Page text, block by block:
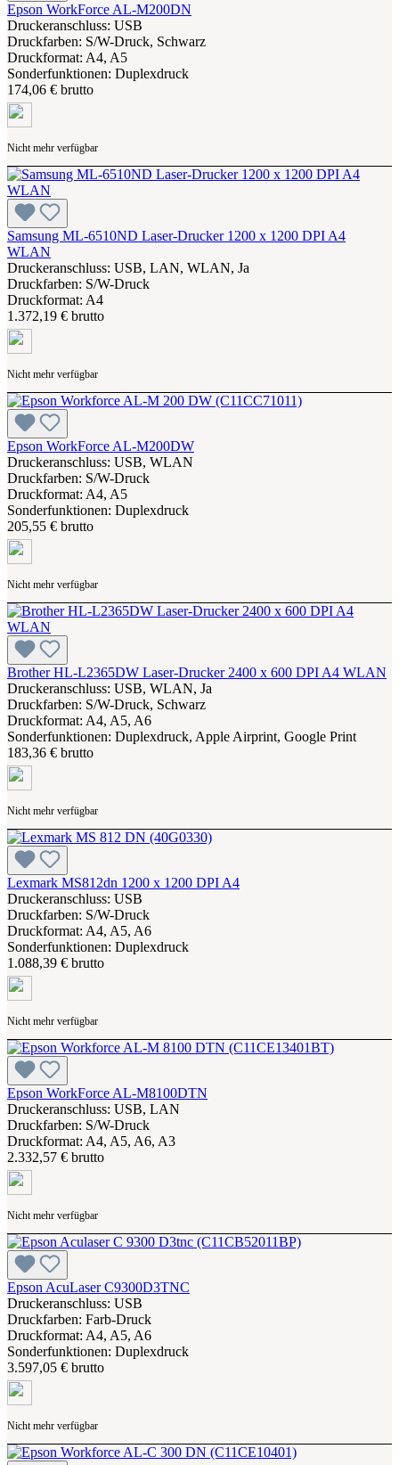
Epson WorkForce AL-M200DN
Druckeranschluss: USB
Druckfarben: S/W-Druck, Schwarz
Druckformat: A4, A5
Sonderfunktionen: Duplexdruck
174,06 € brutto
Nicht mehr verfügbar
Samsung ML-6510ND Laser-Drucker 1200 x 1200 DPI A4
WLAN
Druckeranschluss: USB, LAN, WLAN, Ja
Druckfarben: S/W-Druck
Druckformat: A4
1.372,19 € brutto
Nicht mehr verfügbar
Epson WorkForce AL-M200DW
Druckeranschluss: USB, WLAN
Druckfarben: S/W-Druck
Druckformat: A4, A5
Sonderfunktionen: Duplexdruck
205,55 € brutto
Nicht mehr verfügbar
Brother HL-L2365DW Laser-Drucker 2400 x 600 DPI A4 WLAN
Druckeranschluss: USB, WLAN, Ja
Druckfarben: S/W-Druck, Schwarz
Druckformat: A4, A5, A6
Sonderfunktionen: Duplexdruck, Apple Airprint, Google Print
183,36 € brutto
Nicht mehr verfügbar
Lexmark MS812dn 1200 x 1200 DPI A4
Druckeranschluss: USB
Druckfarben: S/W-Druck
Druckformat: A4, A5, A6
Sonderfunktionen: Duplexdruck
1.088,39 € brutto
Nicht mehr verfügbar
Epson WorkForce AL-M8100DTN
Druckeranschluss: USB, LAN
Druckfarben: S/W-Druck
Druckformat: A4, A5, A6, A3
2.332,57 € brutto
Nicht mehr verfügbar
Epson AcuLaser C9300D3TNC
Druckeranschluss: USB
Druckfarben: Farb-Druck
Druckformat: A4, A5, A6
Sonderfunktionen: Duplexdruck
3.597,05 € brutto
Nicht mehr verfügbar